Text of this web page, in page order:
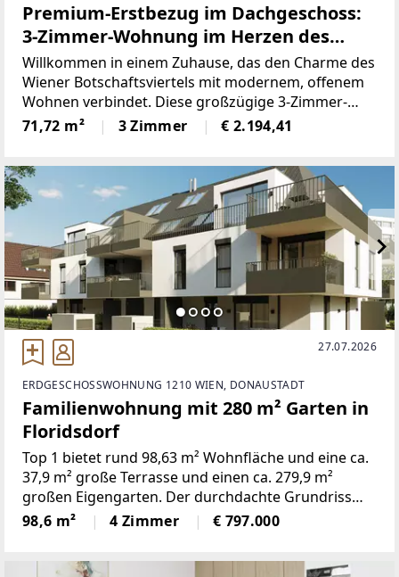
Premium-Erstbezug im Dachgeschoss:
3-Zimmer-Wohnung im Herzen des
Botschaftsviertels
Willkommen in einem Zuhause, das den Charme des
Wiener Botschaftsviertels mit modernem, offenem
Wohnen verbindet. Diese großzügige 3-Zimmer-
Dachgeschosswohnung im Erstbezug bietet Ihnen
das besondere Gefühl, über den Dingen zu leben –
71,72 m² 3 Zimmer € 2.194,41
27.07.2026
ERDGESCHOSSWOHNUNG 1210 WIEN, DONAUSTADT
Familienwohnung mit 280 m² Garten in
Floridsdorf
Top 1 bietet rund 98,63 m² Wohnfläche und eine ca.
37,9 m² große Terrasse und einen ca. 279,9 m²
großen Eigengarten. Der durchdachte Grundriss
umfasst vier Zimmer und verbindet eine offene
Wohnküche mit gut nutzbaren Privat- und
98,6 m² 4 Zimmer € 797.000